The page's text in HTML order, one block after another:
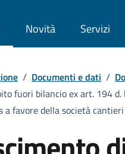
Novità Servizi
/ Documenti e dati /
fuori bilancio ex art. 194
favore della società